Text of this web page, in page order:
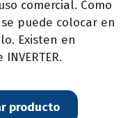
comercial. Como
puede colocar en
Existen en
producto